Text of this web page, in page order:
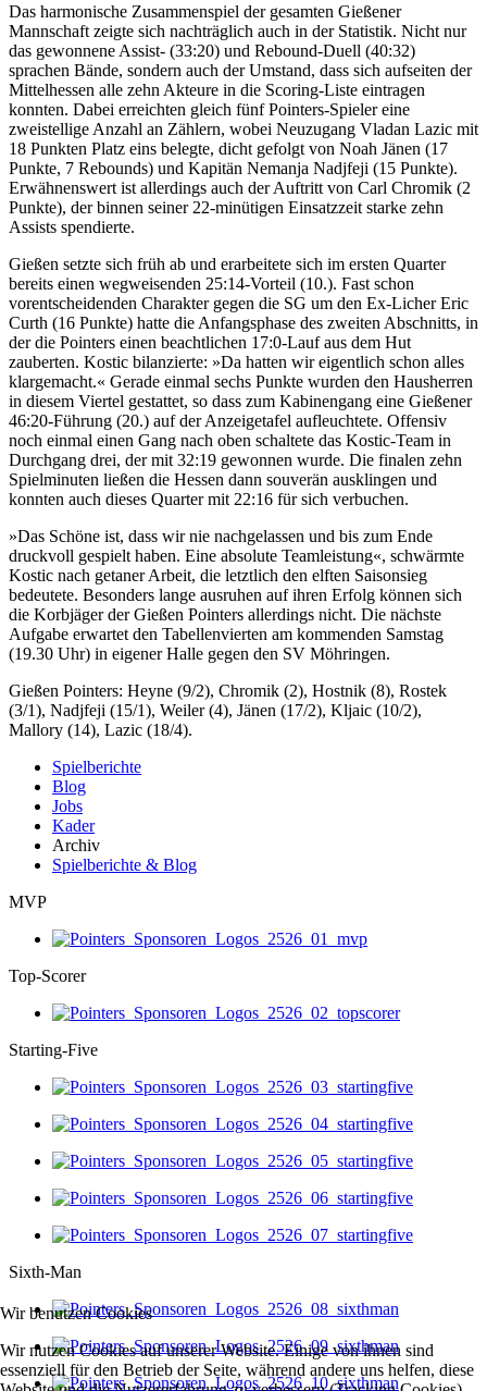
Das harmonische Zusammenspiel der gesamten Gießener
Mannschaft zeigte sich nachträglich auch in der Statistik. Nicht nur
das gewonnene Assist- (33:20) und Rebound-Duell (40:32)
sprachen Bände, sondern auch der Umstand, dass sich aufseiten der
Mittelhessen alle zehn Akteure in die Scoring-Liste eintragen
konnten. Dabei erreichten gleich fünf Pointers-Spieler eine
zweistellige Anzahl an Zählern, wobei Neuzugang Vladan Lazic mit
18 Punkten Platz eins belegte, dicht gefolgt von Noah Jänen (17
Punkte, 7 Rebounds) und Kapitän Nemanja Nadjfeji (15 Punkte).
Erwähnenswert ist allerdings auch der Auftritt von Carl Chromik (2
Punkte), der binnen seiner 22-minütigen Einsatzzeit starke zehn
Assists spendierte.
Gießen setzte sich früh ab und erarbeitete sich im ersten Quarter
bereits einen wegweisenden 25:14-Vorteil (10.). Fast schon
vorentscheidenden Charakter gegen die SG um den Ex-Licher Eric
Curth (16 Punkte) hatte die Anfangsphase des zweiten Abschnitts, in
der die Pointers einen beachtlichen 17:0-Lauf aus dem Hut
zauberten. Kostic bilanzierte: »Da hatten wir eigentlich schon alles
klargemacht.« Gerade einmal sechs Punkte wurden den Hausherren
in diesem Viertel gestattet, so dass zum Kabinengang eine Gießener
46:20-Führung (20.) auf der Anzeigetafel aufleuchtete. Offensiv
noch einmal einen Gang nach oben schaltete das Kostic-Team in
Durchgang drei, der mit 32:19 gewonnen wurde. Die finalen zehn
Spielminuten ließen die Hessen dann souverän ausklingen und
konnten auch dieses Quarter mit 22:16 für sich verbuchen.
»Das Schöne ist, dass wir nie nachgelassen und bis zum Ende
druckvoll gespielt haben. Eine absolute Teamleistung«, schwärmte
Kostic nach getaner Arbeit, die letztlich den elften Saisonsieg
bedeutete. Besonders lange ausruhen auf ihren Erfolg können sich
die Korbjäger der Gießen Pointers allerdings nicht. Die nächste
Aufgabe erwartet den Tabellenvierten am kommenden Samstag
(19.30 Uhr) in eigener Halle gegen den SV Möhringen.
Gießen Pointers: Heyne (9/2), Chromik (2), Hostnik (8), Rostek
(3/1), Nadjfeji (15/1), Weiler (4), Jänen (17/2), Kljaic (10/2),
Mallory (14), Lazic (18/4).
Spielberichte
Blog
Jobs
Kader
Archiv
Spielberichte & Blog
MVP
Top-Scorer
Starting-Five
Sixth-Man
Wir benutzen Cookies
Wir nutzen Cookies auf unserer Website. Einige von ihnen sind
essenziell für den Betrieb der Seite, während andere uns helfen, diese